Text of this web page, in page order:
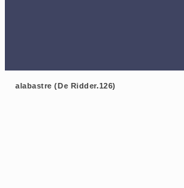
alabastre (De Ridder.126)